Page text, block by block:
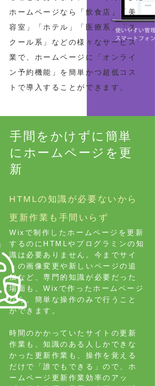
ホームページなら「飲食店」「美
容室」「ホテル」「医療系」「ス
クール系」などの様々なサービス
業で、ホームページに「オンライ
ン予約機能」を簡単かつ超低コス
トで導入することができます。
手間をかけずに簡単
にホームページを更
新
HTMLの知識が必要ないから
更新作業も手間いらず
​Wixで制作したホームページを更新
するのにHTMLやプログラミンの知
識は必要ありません。今までサイ
トの画像変更や新しいページの追
加など、専門的知識が必要だった
場面も、Wixで作ったホームページ
なら、簡単な操作のみで行うこと
ができます。
時間のかかっていたサイトの更新
作業も、知識のある人しかできな
かった更新作業も、操作を覚える
だけで「誰でもできる」ので、ホ
ームページ更新作業効率のアッ